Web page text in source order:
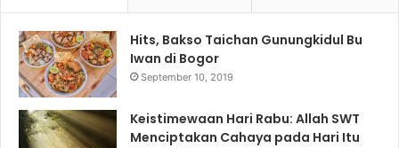
Hits, Bakso Taichan Gunungkidul Bu
Iwan di Bogor
September 10, 2019
Keistimewaan Hari Rabu: Allah SWT
Menciptakan Cahaya pada Hari Itu